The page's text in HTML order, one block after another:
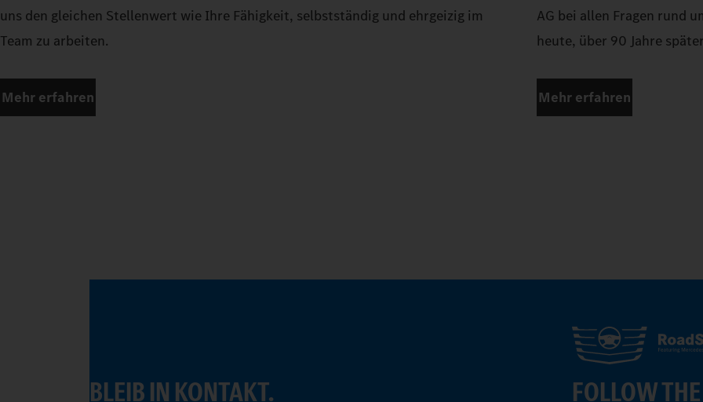
uns den gleichen Stellenwert wie Ihre Fähigkeit, selbstständig und ehrgeizig im
Team zu arbeiten.
Mehr erfahren
AG bei allen Fragen rund
heute, über 90 Jahre
Mehr erfahren
BLEIB IN KONTAKT. FOLLOW